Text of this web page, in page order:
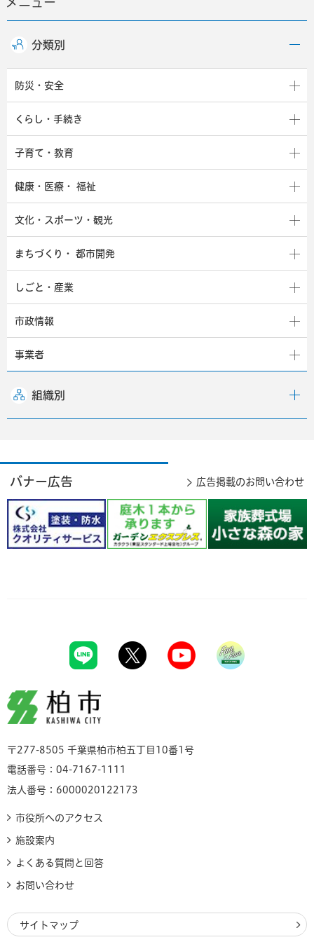
分類別
防災・安全
くらし・手続き
子育て・教育
健康・医療・ 福祉
文化・スポーツ・観光
まちづくり・ 都市開発
しごと・産業
市政情報
事業者
組織別
バナー広告 広告掲載のお問い合わせ
柏市
〒277-8505 千葉県柏市柏五丁目10番1号
電話番号：04-7167-1111
法人番号：6000020122173
市役所へのアクセス
施設案内
よくある質問と回答
お問い合わせ
サイトマップ